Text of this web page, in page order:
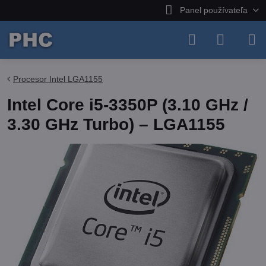
Panel používateľa
Procesor Intel LGA1155
Intel Core i5-3350P (3.10 GHz /
3.30 GHz Turbo) – LGA1155